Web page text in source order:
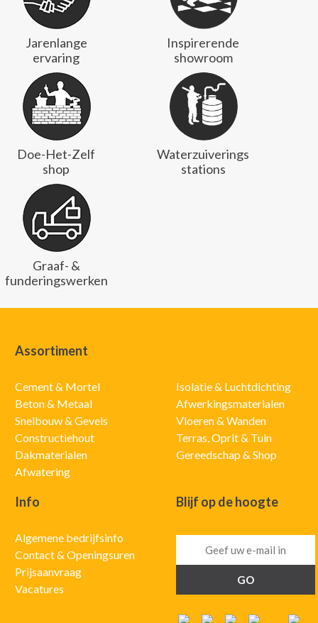
Jarenlange
ervaring
Inspirerende
showroom
Doe-Het-Zelf
shop
Waterzuiverings
stations
Graaf- &
funderingswerken
Assortiment
Cement & Mortel
Beton & Metaal
Snelbouw & Gevels
Constructiehout
Dakmaterialen
Afwatering
Isolatie & Luchtdichting
Afwerkingsmaterialen
Vloeren & Wanden
Terras, Oprit & Tuin
Gereedschap & Shop
Info
Algemene bedrijfsinfo
Contact & Openingsuren
Prijsaanvraag
Vacatures
Blijf op de hoogte